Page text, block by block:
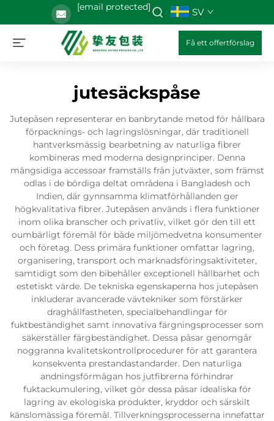
[email protected] SV
Få ett offertförslag
jutesäckspåse
Jutepåsen representerar en banbrytande metod för hållbara
förpacknings- och lagringslösningar, där traditionell
hantverksmässig bearbetning av naturliga fibrer
kombineras med moderna designprinciper. Denna
mångsidiga accessoar framställs från jutväxter, som främst
odlas i de bördiga deltat områdena i Bangladesh och
Indien, där gynnsamma klimatförhållanden ger
högkvalitativa fibrer. Jutepåsen används i flera funktioner
inom olika branscher och privatliv, vilket gör den till ett
oumbärligt föremål för både miljömedvetna konsumenter
och företag. Dess primära funktioner omfattar lagring,
organisering, transport och marknadsföringsaktiviteter,
samtidigt som den bibehåller exceptionell hållbarhet och
estetiskt värde. De tekniska egenskaperna hos jutepåsen
inkluderar avancerade vävtekniker som förstärker
draghållfastheten, specialbehandlingar för
fuktbeständighet samt innovativa färgningsprocesser som
säkerställer färgbeständighet. Dessa påsar genomgår
noggranna kvalitetskontrollprocedurer för att garantera
konsekventa prestandastandarder. Den naturliga
andningsförmågan hos jutfibrerna förhindrar
fuktackumulering, vilket gör dessa påsar idealiska för
lagring av ekologiska produkter, kryddor och särskilt
känslomässiga föremål. Tillverkningsprocesserna innefattar